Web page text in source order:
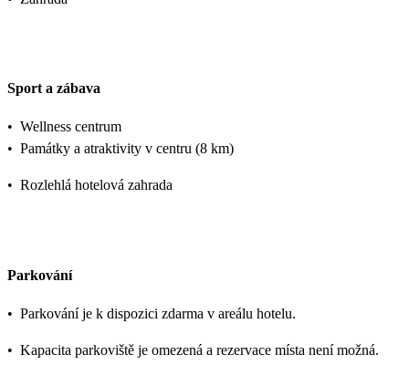
Sport a zábava
• Wellness centrum
• Památky a atraktivity v centru (8 km)
• Rozlehlá hotelová zahrada
Parkování
• Parkování je k dispozici zdarma v areálu hotelu.
• Kapacita parkoviště je omezená a rezervace místa není možná.